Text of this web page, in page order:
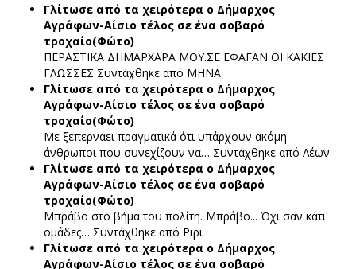
Γλίτωσε από τα χειρότερα ο Δήμαρχος
Αγράφων-Αίσιο τέλος σε ένα σοβαρό
τροχαίο(Φώτο)
ΠΕΡΑΣΤΙΚΑ ΔΗΜΑΡΧΑΡΑ ΜΟΥ.ΣΕ ΕΦΑΓΑΝ ΟΙ ΚΑΚΙΕΣ
ΓΛΩΣΣΕΣ Συντάχθηκε από ΜΗΝΑ
Γλίτωσε από τα χειρότερα ο Δήμαρχος
Αγράφων-Αίσιο τέλος σε ένα σοβαρό
τροχαίο(Φώτο)
Με ξεπερνάει πραγματικά ότι υπάρχουν ακόμη
άνθρωποι που συνεχίζουν να… Συντάχθηκε από Λέων
Γλίτωσε από τα χειρότερα ο Δήμαρχος
Αγράφων-Αίσιο τέλος σε ένα σοβαρό
τροχαίο(Φώτο)
Μπράβο στο βήμα του πολίτη. Μπράβο... Όχι σαν κάτι
ομάδες… Συντάχθηκε από Ριρι
Γλίτωσε από τα χειρότερα ο Δήμαρχος
Αγράφων-Αίσιο τέλος σε ένα σοβαρό